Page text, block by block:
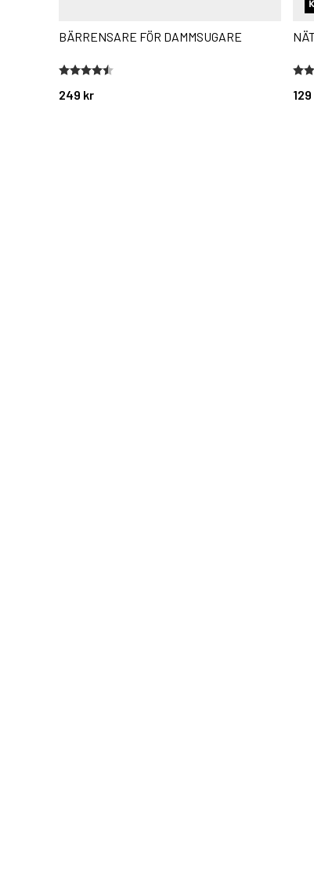
BÄRRENSARE FÖR DAMMSUGARE
249 kr
Betyg:
4.7 utav 5 stjärnor 4.6